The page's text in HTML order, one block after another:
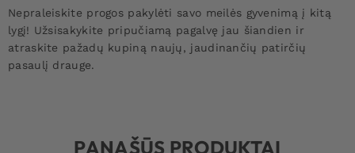
Nepraleiskite progos pakylėti savo meilės gyvenimą į kitą
lygį! Užsisakykite pripučiamą pagalvę jau šiandien ir
atraskite pažadų kupiną naujų, jaudinančių patirčių
pasaulį drauge.
PANAŠŪS PRODUKTAI